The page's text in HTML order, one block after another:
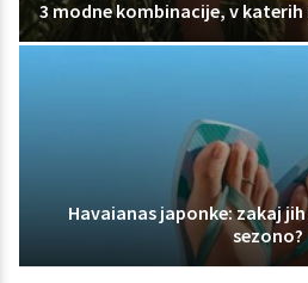
3 modne kombinacije, v
Havaianas japonke: zakaj
sezono?